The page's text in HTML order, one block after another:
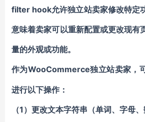
filter hook允许独立站卖家修改特定
意味着卖家可以重新配置或更改现有
量的外观或功能。
作为WooCommerce独立站卖家 ，
进行以下操作：
（1） 更改文本字符串（单词、字母、